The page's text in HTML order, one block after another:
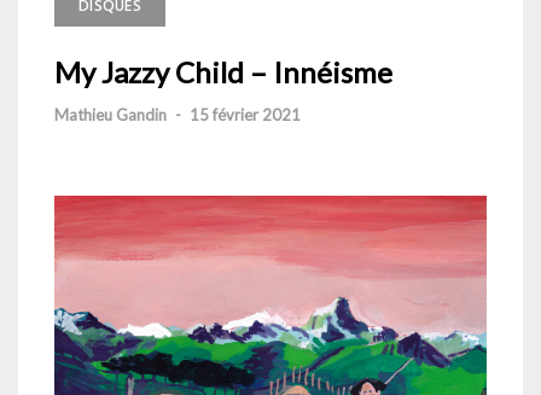
DISQUES
My Jazzy Child – Innéisme
Mathieu Gandin - 15 février 2021